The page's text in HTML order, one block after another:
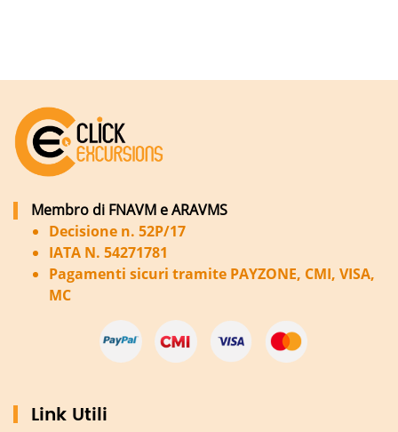
Membro di FNAVM e ARAVMS
Decisione n. 52P/17
IATA N. 54271781
Pagamenti sicuri tramite PAYZONE, CMI, VISA,
MC
Link Utili